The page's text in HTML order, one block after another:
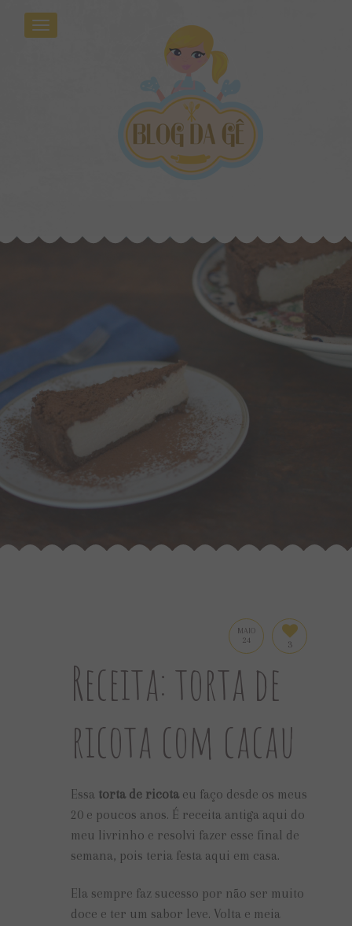
MAIO
24 3
Receita: torta de
ricota com cacau
Essa torta de ricota eu faço desde os meus
20 e poucos anos. É receita antiga aqui do
meu livrinho e resolvi fazer esse final de
semana, pois teria festa aqui em casa.
Ela sempre faz sucesso por não ser muito
doce e ter um sabor leve. Volta e meia